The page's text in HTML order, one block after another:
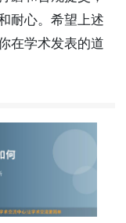
耐心。希望上述
在学术发表的道